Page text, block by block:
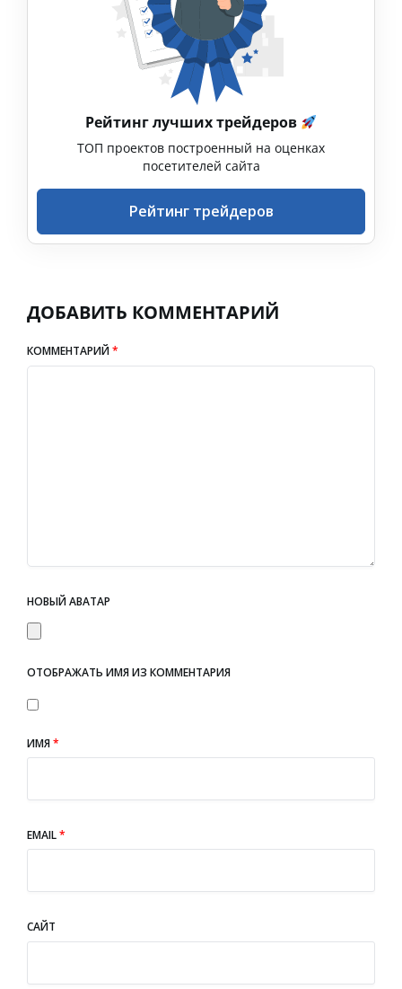
Рейтинг лучших трейдеров
ТОП проектов построенный на оценках
посетителей сайта
Рейтинг трейдеров
ДОБАВИТЬ КОММЕНТАРИЙ
КОММЕНТАРИЙ*
НОВЫЙ АВАТАР
ОТОБРАЖАТЬ ИМЯ ИЗ КОММЕНТАРИЯ
ИМЯ*
EMAIL*
САЙТ